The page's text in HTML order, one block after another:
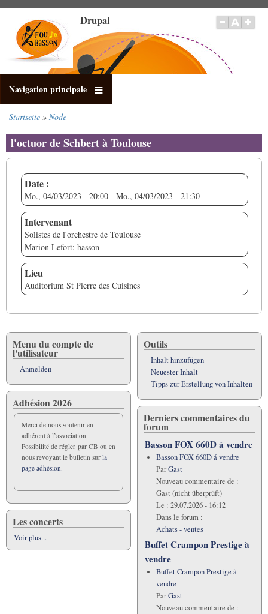
Inhalt
Drupal
Navigation principale
Startseite Node
l'octuor de Schbert à Toulouse
Date :
Mo., 04/03/2023 - 20:00 - Mo., 04/03/2023 - 21:30
Intervenant
Solistes de l'orchestre de Toulouse
Marion Lefort: basson
Lieu
Auditorium St Pierre des Cuisines
Menu du compte de
l'utilisateur
Anmelden
Adhésion 2026
Merci de nous soutenir en
adhérent à l’association.
Possibilité de régler par CB ou en
nous revoyant le bulletin sur la
page adhésion.
Les concerts
Voir plus...
Outils
Inhalt hinzufügen
Neuester Inhalt
Tipps zur Erstellung von Inhalten
Derniers commentaires du
forum
Basson FOX 660D á vendre
Basson FOX 660D á vendre
ParGast
Nouveau commentaire de :
Gast (nicht überprüft)
Le : 29.07.2026 - 16:12
Dans le forum :
Achats - ventes
Buffet Crampon Prestige à
vendre
Buffet Crampon Prestige à
vendre
ParGast
Nouveau commentaire de :